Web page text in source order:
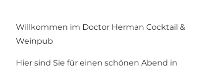
Willkommen im Doctor Herman Cocktail &
Weinpub
Hier sind Sie für einen schönen Abend in